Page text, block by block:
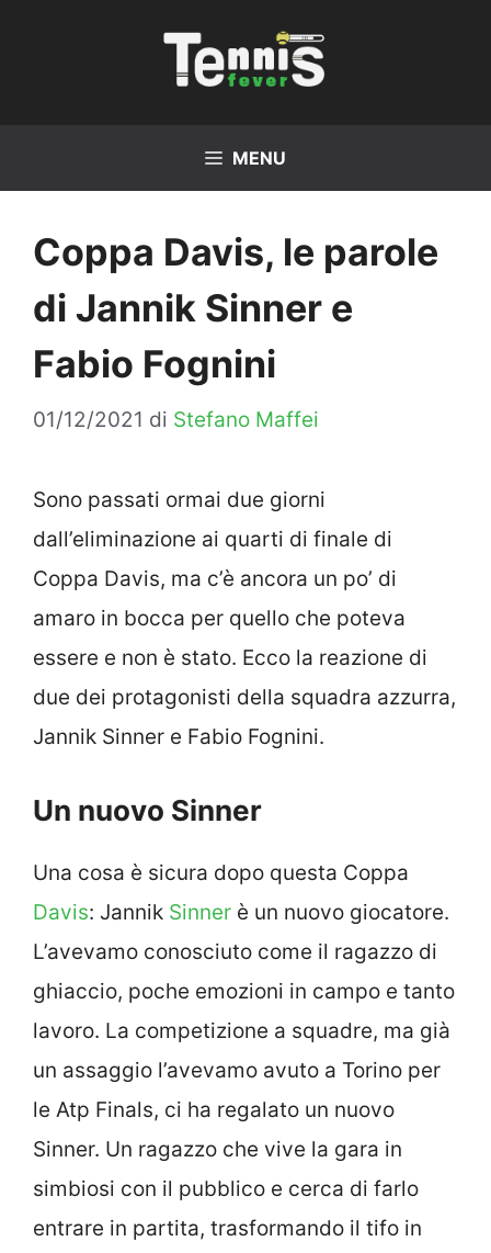
MENU
Coppa Davis, le parole
di Jannik Sinner e
Fabio Fognini
01/12/2021 di Stefano Maffei
Sono passati ormai due giorni
dall’eliminazione ai quarti di finale di
Coppa Davis, ma c’è ancora un po’ di
amaro in bocca per quello che poteva
essere e non è stato. Ecco la reazione di
due dei protagonisti della squadra azzurra,
Jannik Sinner e Fabio Fognini.
Un nuovo Sinner
Una cosa è sicura dopo questa Coppa
Davis: Jannik Sinner è un nuovo giocatore.
L’avevamo conosciuto come il ragazzo di
ghiaccio, poche emozioni in campo e tanto
lavoro. La competizione a squadre, ma già
un assaggio l’avevamo avuto a Torino per
le Atp Finals, ci ha regalato un nuovo
Sinner. Un ragazzo che vive la gara in
simbiosi con il pubblico e cerca di farlo
entrare in partita, trasformando il tifo in